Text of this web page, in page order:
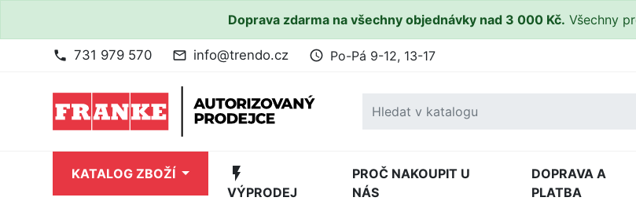
Doprava zdarma na všechny objednávky nad 3 000 Kč. Všechny
phone 731 979 570 mail_outline info@trendo.cz access_time Po-Pá 9-12, 13-17
KATALOG ZBOŽÍ flash_on
VÝPRODEJ
PROČ NAKOUPIT U
NÁS
DOPRAVA A
PLATBA